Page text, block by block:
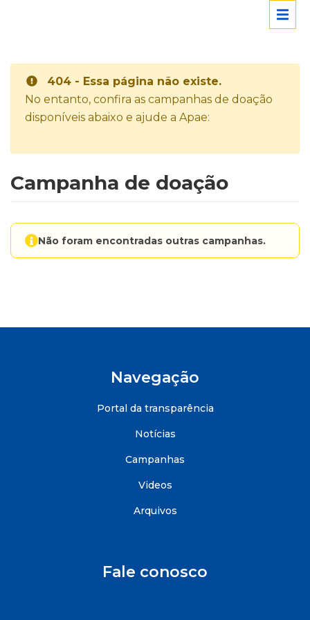
404 - Essa página não existe.
No entanto, confira as campanhas de doação
disponíveis abaixo e ajude a Apae:
Campanha de doação
Não foram encontradas outras campanhas.
Navegação
Portal da transparência
Notícias
Campanhas
Videos
Arquivos
Fale conosco